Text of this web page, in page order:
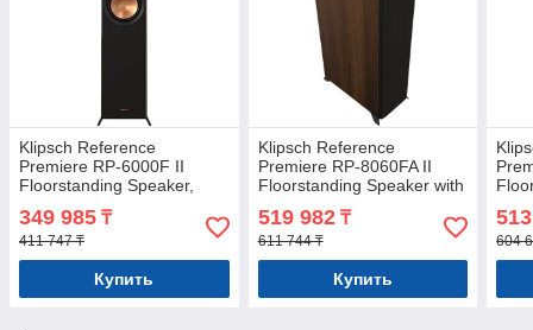
Klipsch Reference
Premiere RP-6000F II
Floorstanding Speaker,
Ebony, Single
349 985 ₸
411 747 ₸
Купить
Klipsch Reference
Premiere RP-8060FA II
Floorstanding Speaker with
Dolby Atmos, Walnut,
Single
519 982₸
611 744 ₸
Купить
604